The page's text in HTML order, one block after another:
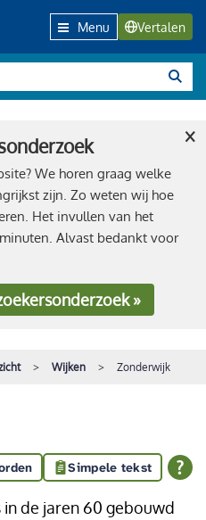
Menu Vertalen
We horen graag welke
zijn. Zo weten wij hoe
Het invullen van het
Alvast bedankt voor
»
×
Wijken Zonderwijk
Simpele tekst
de jaren 60 gebouwd